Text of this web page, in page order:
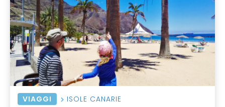
VIAGGI ISOLE CANARIE